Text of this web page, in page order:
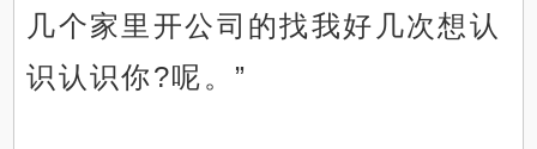
几个家里开公司的找我好几次想认
识认识你?呢。”